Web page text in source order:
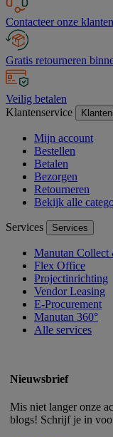
Contacteer onze
Gratis retourneren
Veilig betalen
Klantenservice
Mijn account
Bestellen
Betalen
Bezorgen
Retourneren
Bekijk alle
Services Services
Manutan Collect
Flex Office
Projectinrichting
Vendor Leasing
E-Procurement
Manutan 360°
Alle services
Nieuwsbrief
Mis niet langer onze
blogs! Schrijf je in